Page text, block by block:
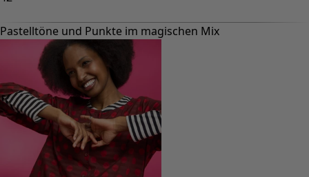
Pastelltöne und Punkte im magischen Mix